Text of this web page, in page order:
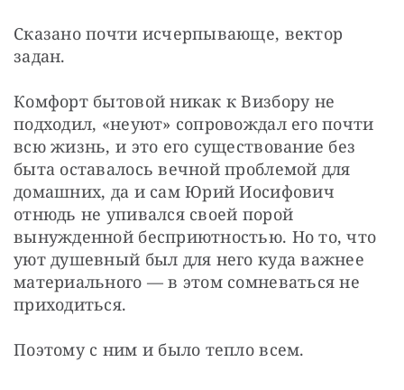
Сказано почти исчерпывающе, вектор
задан.
Комфорт бытовой никак к Визбору не
подходил, «неуют» сопровождал его почти
всю жизнь, и это его существование без
быта оставалось вечной проблемой для
домашних, да и сам Юрий Иосифович
отнюдь не упивался своей порой
вынужденной бесприютностью. Но то, что
уют душевный был для него куда важнее
материального — в этом сомневаться не
приходиться.
Поэтому с ним и было тепло всем.